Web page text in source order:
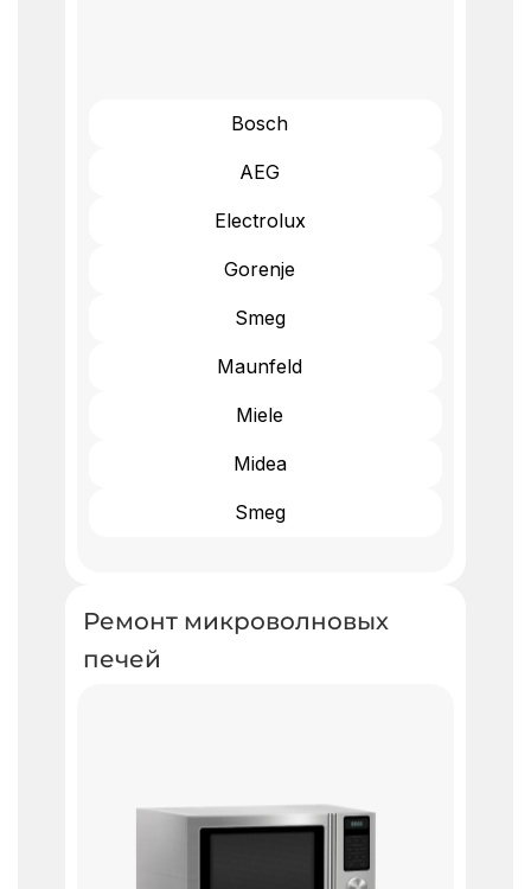
Bosch
AEG
Electrolux
Gorenje
Smeg
Maunfeld
Miele
Midea
Smeg
Ремонт микроволновых
печей ​